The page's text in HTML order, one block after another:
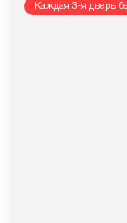
Каждая 3-я дверь